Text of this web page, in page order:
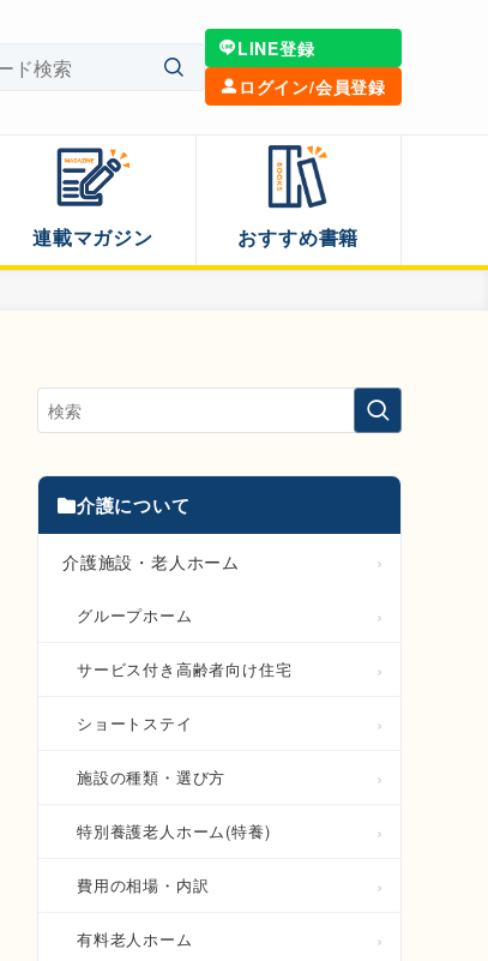
LINE登録
ログイン/会員登録
連載マガジン おすすめ書籍
介護について
介護施設・老人ホーム
グループホーム
サービス付き高齢者向け住宅
ショートステイ
施設の種類・選び方
特別養護老人ホーム(特養)
費用の相場・内訳
有料老人ホーム